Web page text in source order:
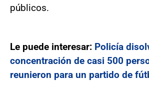
públicos.
Le puede interesar: Policía
concentración de casi 500
reunieron para un partido de